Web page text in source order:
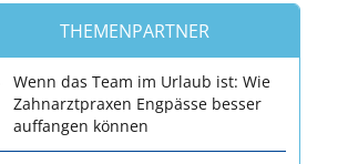
THEMENPARTNER
Wenn das Team im Urlaub ist: Wie
Zahnarztpraxen Engpässe besser
auffangen können